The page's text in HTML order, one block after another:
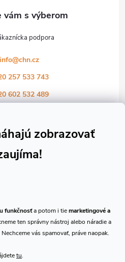
zobrazovať
funkčnosťa potom i tiemarketingové a
ten správny nástroj alebo náradie a
vás spamovať, práve naopak.
tu.
info@chn.cz
257 533 743
602 532 489
náš vlog CHN_CZ